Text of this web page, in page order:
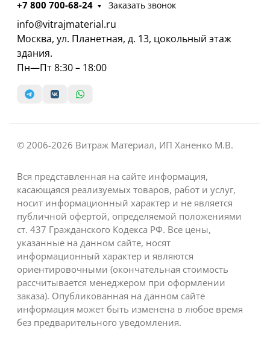
+7 800 700-68-24 Заказать звонок
info@vitrajmaterial.ru
Москва, ул. Планетная, д. 13, цокольный этаж
здания.
Пн—Пт 8:30 – 18:00
© 2006-2026 Витраж Материал, ИП Ханенко М.В.
Вся представленная на сайте информация,
касающаяся реализуемых товаров, работ и услуг,
носит информационный характер и не является
публичной офертой, определяемой положениями
ст. 437 Гражданского Кодекса РФ. Все цены,
указанные на данном сайте, носят
информационный характер и являются
ориентировочными (окончательная стоимость
рассчитывается менеджером при оформлении
заказа). Опубликованная на данном сайте
информация может быть изменена в любое время
без предварительного уведомления.